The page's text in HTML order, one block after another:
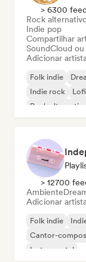
> 6300
Rock
Indie pop
Compartilhar
SoundCloud
Adicionar
Folk indie
Indie rock
Rock alternativo
> 12700
Ambiente
Adicionar
Folk indie
Cantor-
Instrumental